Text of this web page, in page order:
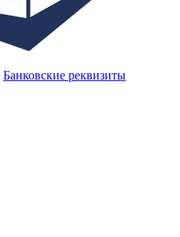
Банковские реквизиты